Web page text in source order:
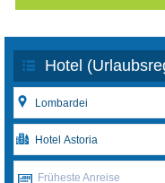
Früheste Anreise